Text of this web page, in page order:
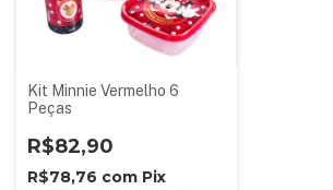
Kit Minnie Vermelho 6
Peças
R$82,90
R$78,76 com Pix